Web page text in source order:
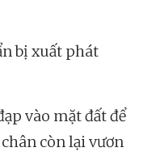
bị xuất phát
vào mặt đất để
còn lại vươn